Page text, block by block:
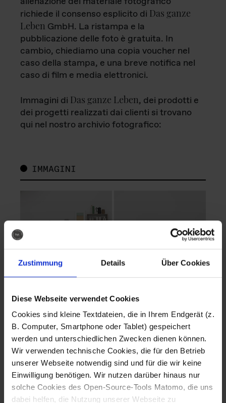
Zustimmung Details Über Cookies
Diese Webseite verwendet Cookies
Cookies sind kleine Textdateien, die in Ihrem Endgerät (z.
B. Computer, Smartphone oder Tablet) gespeichert
werden und unterschiedlichen Zwecken dienen können.
Wir verwenden technische Cookies, die für den Betrieb
unserer Webseite notwendig sind und für die wir keine
Einwilligung benötigen. Wir nutzen darüber hinaus nur
solche Cookies des Open-Source-Tools Matomo, die uns
dabei helfen, die Nutzung unserer Webseite zu
richiede il consenso esplicito di Das ganze
Leben GmbH. La ristampa e la
pubblicazione delle foto è gratuita. In
cambio, chiediamo una copia voucher nel
caso della stampa, e una breve notifica nel
caso di film e media elettronici.
Immagini di Das ganze Leben, dei prodotti e
dei progetti realizzati dai clienti si trovano
qui nel nostro archivio fotografico:
IMMAGINI
Fotografo: Lorenz
Sternbach
Download
Fotografo: Lorenz
Sternbach
Download